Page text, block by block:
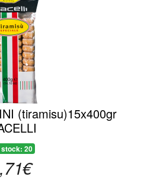
(tiramisu)15x400gr
stock: 20